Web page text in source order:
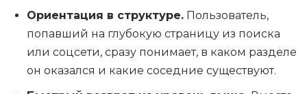
Ориентация в структуре. Пользователь,
попавший на глубокую страницу из поиска
или соцсети, сразу понимает, в каком разделе
он оказался и какие соседние существуют.